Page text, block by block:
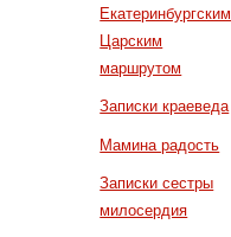
Екатеринбургским
Царским
маршрутом
Записки краеведа
Мамина радость
Записки сестры
милосердия